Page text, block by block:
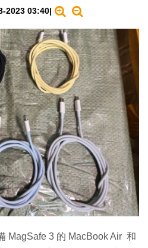
2023 03:40|
MagSafe 3 的 MacBook Air 和